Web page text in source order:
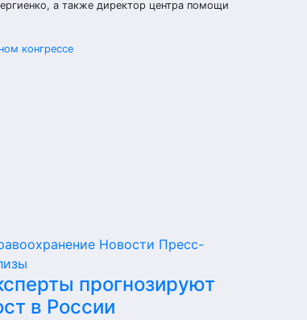
а также директор центра помощи
конгрессе
Новости Пресс-
прогнозируют
в России